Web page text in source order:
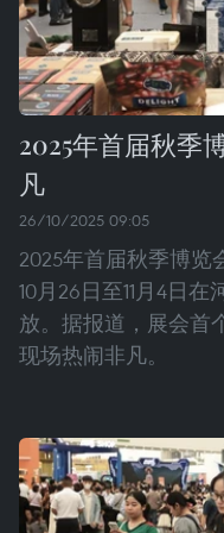
2025年首届秋季
凡
26/10/2025 09:05
2025年首届秋季博览
10月26日至11月4日
放。据报道，展会首
现场热闹非凡。